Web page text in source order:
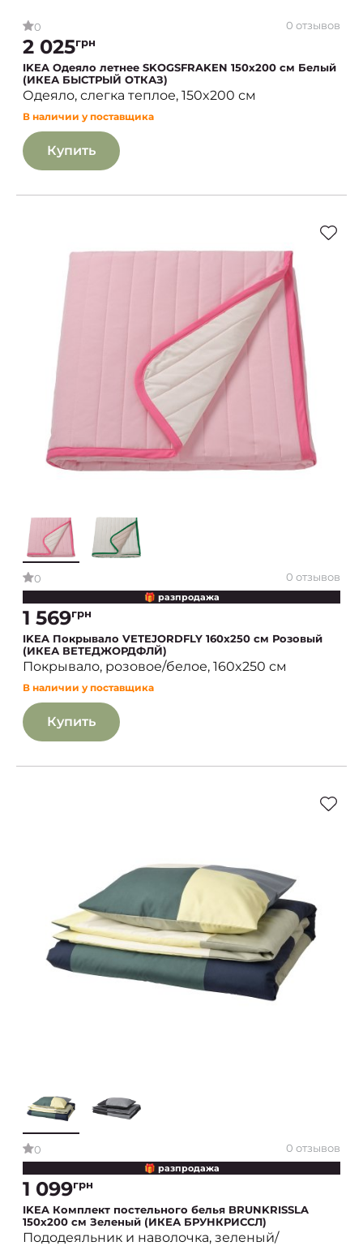
0 0 отзывов
2 025грн
IKEA Одеяло летнее SKOGSFRAKEN 150x200 см Белый
(ИКЕА БЫСТРЫЙ ОТКАЗ)
Одеяло, слегка теплое, 150x200 см
В наличии у поставщика
Купить
0 0 отзывов
🎁 разпродажа
1 569грн
IKEA Покрывало VETEJORDFLY 160x250 см Розовый
(ИКЕА ВЕТЕДЖОРДФЛЙ)
Покрывало, розовое/белое, 160x250 см
В наличии у поставщика
Купить
0 0 отзывов
🎁 разпродажа
1 099грн
IKEA Комплект постельного белья BRUNKRISSLA
150х200 см Зеленый (ИКЕА БРУНКРИССЛ)
Пододеяльник и наволочка, зеленый/